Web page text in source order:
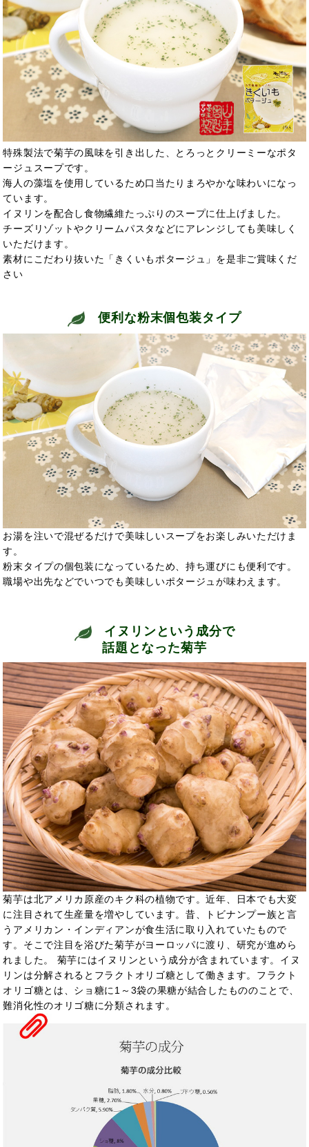
特殊製法で菊芋の風味を引き出した、とろっとクリーミーなポタ
ージュスープです。
海人の藻塩を使用しているため口当たりまろやかな味わいになっ
ています。
イヌリンを配合し食物繊維たっぷりのスープに仕上げました。
チーズリゾットやクリームパスタなどにアレンジしても美味しく
いただけます。
素材にこだわり抜いた「きくいもポタージュ」を是非ご賞味くだ
さい
便利な粉末個包装タイプ
お湯を注いで混ぜるだけで美味しいスープをお楽しみいただけま
す。
粉末タイプの個包装になっているため、持ち運びにも便利です。
職場や出先などでいつでも美味しいポタージュが味わえます。
イヌリンという成分で
話題となった菊芋
菊芋は北アメリカ原産のキク科の植物です。近年、日本でも大変
に注目されて生産量を増やしています。昔、トビナンプー族と言
うアメリカン・インディアンが食生活に取り入れていたもので
す。そこで注目を浴びた菊芋がヨーロッパに渡り、研究が進めら
れました。 菊芋にはイヌリンという成分が含まれています。イヌ
リンは分解されるとフラクトオリゴ糖として働きます。フラクト
オリゴ糖とは、ショ糖に1～3袋の果糖が結合したもののことで、
難消化性のオリゴ糖に分類されます。